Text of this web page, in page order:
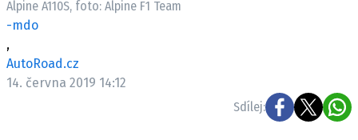
ELEKTRO
Alpine A110S, foto: Alpine F1 Team
-mdo
,
AutoRoad.cz
14. června 2019 14:12
Sdílej: